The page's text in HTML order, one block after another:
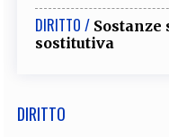
DIRITTO / Sostanze
sostitutiva
DIRITTO